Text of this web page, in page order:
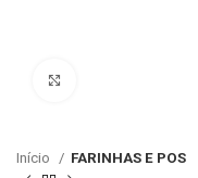
Início FARINHAS E POS